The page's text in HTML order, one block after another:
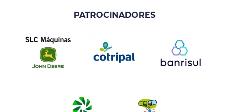
PATROCINADORES